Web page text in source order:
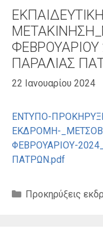
ΕΚΠΑΙΔΕΥΤΙΚΗ
ΦΕΒΡΟΥΑΡΙΟΥ
ΠΑΡΑΛΙΑΣ
22 Ιανουαρίου 2024
ΕΝΤΥΠΟ-
ΕΚΔΡΟΜΗ-
ΦΕΒΡΟΥΑΡΙΟΥ-
ΠΑΤΡΩΝ.pdf
Κατηγορίες
Προκηρύξεις